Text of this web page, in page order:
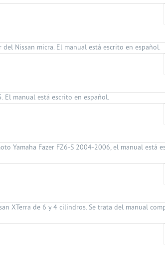
Nissan micra. El manual está escrito en español.
manual está escrito en español.
Yamaha Fazer FZ6-S 2004-2006, el manual está
XTerra de 6 y 4 cilindros. Se trata del manual